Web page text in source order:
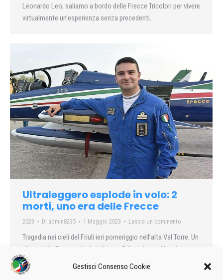
Gestisci Consenso Cookie
Leonardo Leo, saliamo a bordo delle Frecce Tricolori per vivere
virtualmente un’esperienza senza precedenti.
Ultraleggero esplode in volo: 2
morti, uno era delle Frecce
2023 Di admin8235 1 Maggio 2023 Lascia un commento
Tragedia nei cieli del Friuli ieri pomeriggio nell’alta Val Torre. Un
pilota delle Frecce tricolori, il pony 5, il capitano Alessio
Ghersi, è morto carbonizzato assieme a un parente
precipitando a bordo di un ultraleggero.